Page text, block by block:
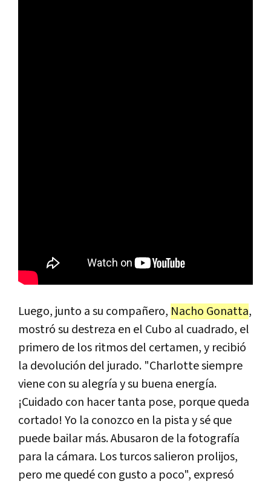
Luego, junto a su compañero, Nacho Gonatta,
mostró su destreza en el Cubo al cuadrado, el
primero de los ritmos del certamen, y recibió
la devolución del jurado. "Charlotte siempre
viene con su alegría y su buena energía.
¡Cuidado con hacer tanta pose, porque queda
cortado! Yo la conozco en la pista y sé que
puede bailar más. Abusaron de la fotografía
para la cámara. Los turcos salieron prolijos,
pero me quedé con gusto a poco", expresó